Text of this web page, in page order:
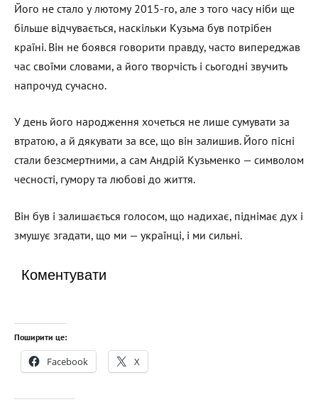
Його не стало у лютому 2015-го, але з того часу ніби ще
більше відчувається, наскільки Кузьма був потрібен
країні. Він не боявся говорити правду, часто випереджав
час своїми словами, а його творчість і сьогодні звучить
напрочуд сучасно.
У день його народження хочеться не лише сумувати за
втратою, а й дякувати за все, що він залишив. Його пісні
стали безсмертними, а сам Андрій Кузьменко — символом
чесності, гумору та любові до життя.
Він був і залишається голосом, що надихає, піднімає дух і
змушує згадати, що ми — українці, і ми сильні.
Коментувати
Поширити це:
Facebook X